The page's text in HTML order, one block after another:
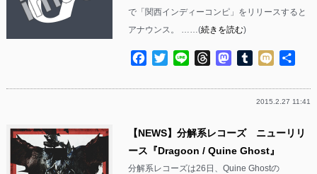
で「関西インディーコンピ」をリリースすると
アナウンス。 ……(続きを読む)
Facebook
TwitterLine ThreadsMastodon
Tumblr
Mixi
2015.2.27 11:41
【NEWS】分解系レコーズ ニューリリ
ース『Dragoon / Quine Ghost』
分解系レコーズは26日、Quine Ghostの